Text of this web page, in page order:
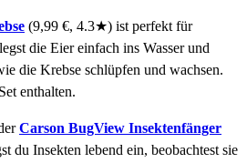
(9,99 €, 4.3★) ist perfekt für
die Eier einfach ins Wasser und
die Krebse schlüpfen und wachsen.
enthalten.
Carson BugView Insektenfänger
du Insekten lebend ein, beobachtest sie